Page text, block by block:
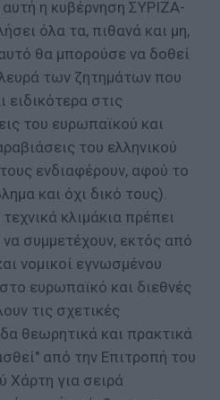
η κυβέρνηση ΣΥΡΙΖΑ-
όλα τα, πιθανά και μη,
θα μπορούσε να δοθεί
των ζητημάτων που
ειδικότερα στις
του ευρωπαϊκού και
του ελληνικού
ενδιαφέρουν, αφού το
και όχι δικό τους).
κλιμάκια πρέπει
συμμετέχουν, εκτός από
νομικοί εγνωσμένου
ευρωπαϊκό και διεθνές
τις σχετικές
θεωρητικά και πρακτικά
από την Επιτροπή του
Χάρτη για σειρά